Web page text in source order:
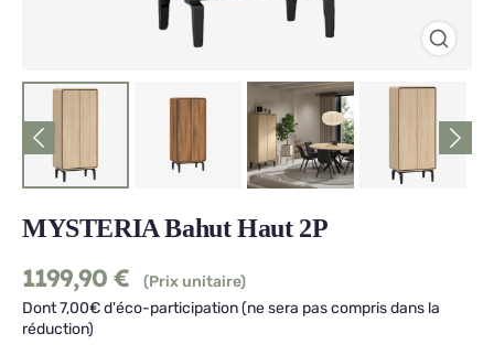
MYSTERIA Bahut Haut 2P
1199,90 €
(Prix unitaire)
Dont 7,00€ d'éco-participation (ne sera pas compris dans la
réduction)